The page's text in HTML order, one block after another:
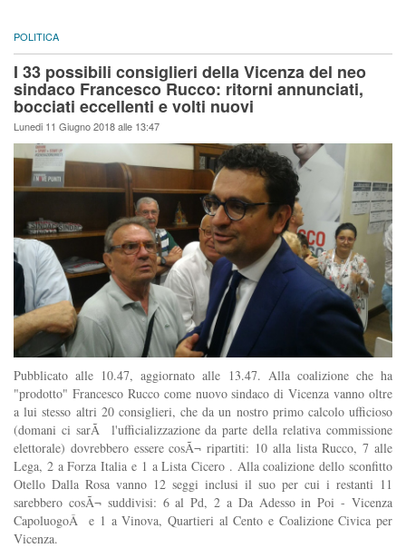
POLITICA
I 33 possibili consiglieri della Vicenza del neo
sindaco Francesco Rucco: ritorni annunciati,
bocciati eccellenti e volti nuovi
Lunedi 11 Giugno 2018 alle 13:47
Pubblicato alle 10.47, aggiornato alle 13.47. Alla coalizione che ha
"prodotto" Francesco Rucco come nuovo sindaco di Vicenza vanno oltre
a lui stesso altri 20 consiglieri, che da un nostro primo calcolo ufficioso
(domani ci sarÃ l'ufficializzazione da parte della relativa commissione
elettorale) dovrebbero essere cosÃ¬ ripartiti: 10 alla lista Rucco, 7 alle
Lega, 2 a Forza Italia e 1 a Lista Cicero . Alla coalizione dello sconfitto
Otello Dalla Rosa vanno 12 seggi inclusi il suo per cui i restanti 11
sarebbero cosÃ¬ suddivisi: 6 al Pd, 2 a Da Adesso in Poi - Vicenza
CapoluogoÂ e 1 a Vinova, Quartieri al Cento e Coalizione Civica per
Vicenza.